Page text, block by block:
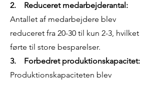
2. Reduceret medarbejderantal:
Antallet af medarbejdere blev
reduceret fra 20-30 til kun 2-3, hvilket
førte til store besparelser.
3. Forbedret produktionskapacitet:
Produktionskapaciteten blev